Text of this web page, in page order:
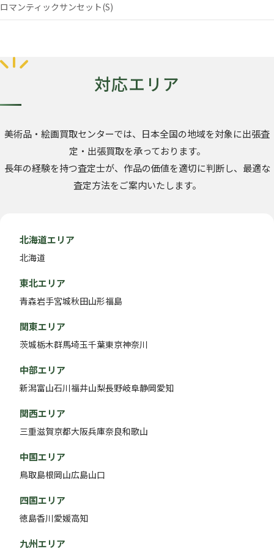
ロマンティックサンセット(S)
対応エリア
美術品・絵画買取センターでは、日本全国の地域を対象に出張査
定・出張買取を承っております。
長年の経験を持つ査定士が、作品の価値を適切に判断し、最適な
査定方法をご案内いたします。
北海道エリア
北海道
東北エリア
青森岩手宮城秋田山形福島
関東エリア
茨城栃木群馬埼玉千葉東京神奈川
中部エリア
新潟富山石川福井山梨長野岐阜静岡愛知
関西エリア
三重滋賀京都大阪兵庫奈良和歌山
中国エリア
鳥取島根岡山広島山口
四国エリア
徳島香川愛媛高知
九州エリア